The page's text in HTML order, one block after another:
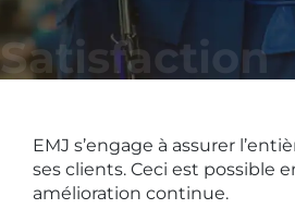
Satisfaction
EMJ s’engage à assurer
ses clients. Ceci est possible
amélioration continue.